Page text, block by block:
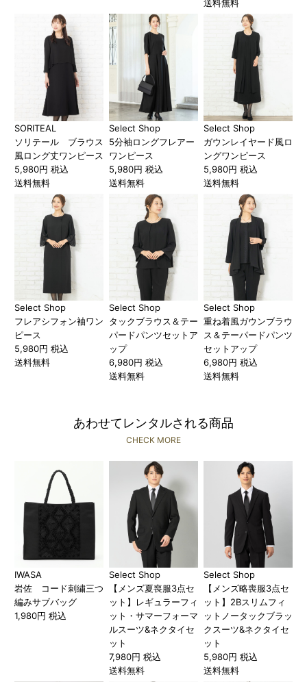
送料無料
SORITEAL
ソリテール ブラウス
風ロング丈ワンピース
5,980円 税込
送料無料
Select Shop
5分袖ロングフレアー
ワンピース
5,980円 税込
送料無料
Select Shop
ガウンレイヤード風ロ
ングワンピース
5,980円 税込
送料無料
Select Shop
フレアシフォン袖ワン
ピース
5,980円 税込
送料無料
Select Shop
タックブラウス＆テー
パードパンツセットア
ップ
6,980円 税込
送料無料
Select Shop
重ね着風ガウンブラウ
ス＆テーパードパンツ
セットアップ
6,980円 税込
送料無料
あわせてレンタルされる商品
CHECK MORE
IWASA
岩佐 コード刺繍三つ
編みサブバッグ
1,980円 税込
Select Shop
【メンズ夏喪服3点セ
ット】レギュラーフィ
ット・サマーフォーマ
ルスーツ&ネクタイセ
ット
7,980円 税込
送料無料
Select Shop
【メンズ略喪服3点セ
ット】2Bスリムフィ
ットノータックブラッ
クスーツ&ネクタイセ
ット
5,980円 税込
送料無料